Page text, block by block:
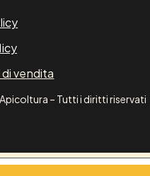
vendita
– Tutti i diritti riservati